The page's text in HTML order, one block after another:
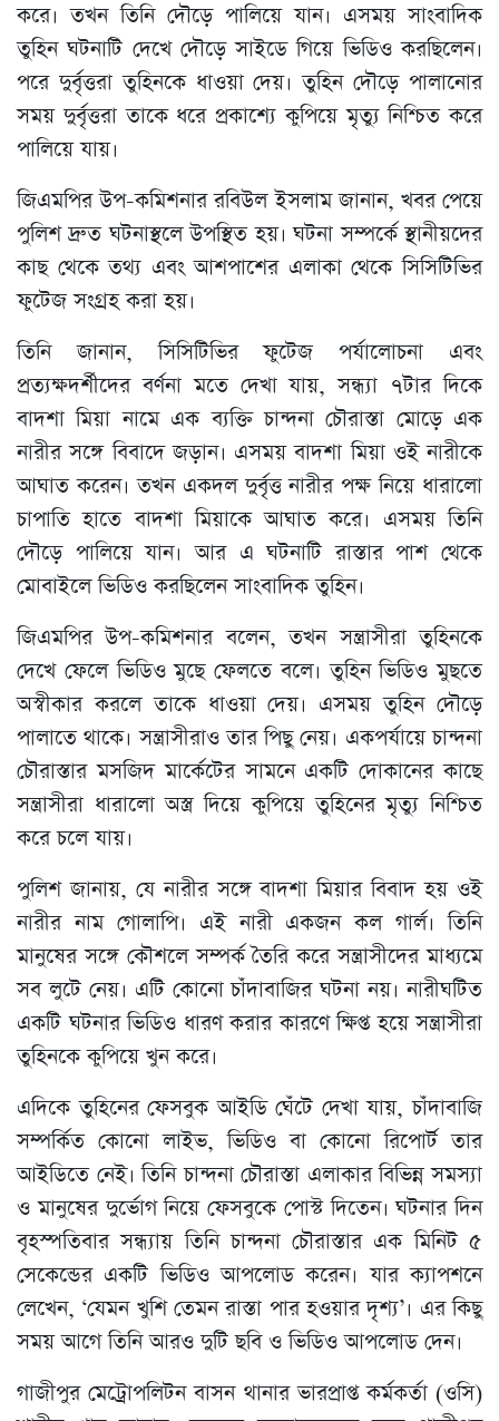
করে। তখন তিনি দৌড়ে পালিয়ে যান। এসময় সাংবাদিক
তুহিন ঘটনাটি দেখে দৌড়ে সাইডে গিয়ে ভিডিও করছিলেন।
পরে দুর্বৃত্তরা তুহিনকে ধাওয়া দেয়। তুহিন দৌড়ে পালানোর
সময় দুর্বৃত্তরা তাকে ধরে প্রকাশ্যে কুপিয়ে মৃত্যু নিশ্চিত করে
পালিয়ে যায়।
জিএমপির উপ-কমিশনার রবিউল ইসলাম জানান, খবর পেয়ে
পুলিশ দ্রুত ঘটনাস্থলে উপস্থিত হয়। ঘটনা সম্পর্কে স্থানীয়দের
কাছ থেকে তথ্য এবং আশপাশের এলাকা থেকে সিসিটিভির
ফুটেজ সংগ্রহ করা হয়।
তিনি জানান, সিসিটিভির ফুটেজ পর্যালোচনা এবং
প্রত্যক্ষদর্শীদের বর্ণনা মতে দেখা যায়, সন্ধ্যা ৭টার দিকে
বাদশা মিয়া নামে এক ব্যক্তি চান্দনা চৌরাস্তা মোড়ে এক
নারীর সঙ্গে বিবাদে জড়ান। এসময় বাদশা মিয়া ওই নারীকে
আঘাত করেন। তখন একদল দুর্বৃত্ত নারীর পক্ষ নিয়ে ধারালো
চাপাতি হাতে বাদশা মিয়াকে আঘাত করে। এসময় তিনি
দৌড়ে পালিয়ে যান। আর এ ঘটনাটি রাস্তার পাশ থেকে
মোবাইলে ভিডিও করছিলেন সাংবাদিক তুহিন।
জিএমপির উপ-কমিশনার বলেন, তখন সন্ত্রাসীরা তুহিনকে
দেখে ফেলে ভিডিও মুছে ফেলতে বলে। তুহিন ভিডিও মুছতে
অস্বীকার করলে তাকে ধাওয়া দেয়। এসময় তুহিন দৌড়ে
পালাতে থাকে। সন্ত্রাসীরাও তার পিছু নেয়। একপর্যায়ে চান্দনা
চৌরাস্তার মসজিদ মার্কেটের সামনে একটি দোকানের কাছে
সন্ত্রাসীরা ধারালো অস্ত্র দিয়ে কুপিয়ে তুহিনের মৃত্যু নিশ্চিত
করে চলে যায়।
পুলিশ জানায়, যে নারীর সঙ্গে বাদশা মিয়ার বিবাদ হয় ওই
নারীর নাম গোলাপি। এই নারী একজন কল গার্ল। তিনি
মানুষের সঙ্গে কৌশলে সম্পর্ক তৈরি করে সন্ত্রাসীদের মাধ্যমে
সব লুটে নেয়। এটি কোনো চাঁদাবাজির ঘটনা নয়। নারীঘটিত
একটি ঘটনার ভিডিও ধারণ করার কারণে ক্ষিপ্ত হয়ে সন্ত্রাসীরা
তুহিনকে কুপিয়ে খুন করে।
এদিকে তুহিনের ফেসবুক আইডি ঘেঁটে দেখা যায়, চাঁদাবাজি
সম্পর্কিত কোনো লাইভ, ভিডিও বা কোনো রিপোর্ট তার
আইডিতে নেই। তিনি চান্দনা চৌরাস্তা এলাকার বিভিন্ন সমস্যা
ও মানুষের দুর্ভোগ নিয়ে ফেসবুকে পোস্ট দিতেন। ঘটনার দিন
বৃহস্পতিবার সন্ধ্যায় তিনি চান্দনা চৌরাস্তার এক মিনিট ৫
সেকেন্ডের একটি ভিডিও আপলোড করেন। যার ক্যাপশনে
লেখেন, ‘যেমন খুশি তেমন রাস্তা পার হওয়ার দৃশ্য’। এর কিছু
সময় আগে তিনি আরও দুটি ছবি ও ভিডিও আপলোড দেন।
গাজীপুর মেট্রোপলিটন বাসন থানার ভারপ্রাপ্ত কর্মকর্তা (ওসি)